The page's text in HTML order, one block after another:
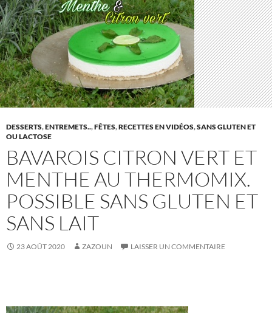
DESSERTS,ENTREMETS..,FÊTES,RECETTES EN VIDÉOS,SANS GLUTEN ET
OU LACTOSE
BAVAROIS CITRON VERT ET
MENTHE AU THERMOMIX.
POSSIBLE SANS GLUTEN ET
SANS LAIT
23 AOÛT 2020 ZAZOUN LAISSER UN COMMENTAIRE